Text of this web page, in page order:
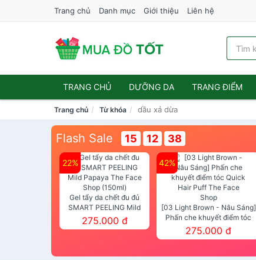
Trang chủ Danh mục Giới thiệu Liên hệ
TRANG CHỦ DƯỠNG DA TRANG ĐIỂM
Trang chủ Từ khóa dầu xả dừa
Flash Sale 15 12 36
22%
Gel tẩy da chết đu đủ
SMART PEELING Mild
Papaya The Face Shop
(150ml)
275.000 đ
42%
[03 Light Brown - Nâu Sáng]
Phấn che khuyết điểm tóc
Quick Hair Puff The Face Shop
275.000 đ